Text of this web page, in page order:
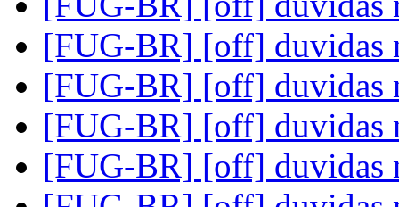
[FUG-BR] [off] duvidas
[FUG-BR] [off] duvidas
[FUG-BR] [off] duvidas
[FUG-BR] [off] duvidas